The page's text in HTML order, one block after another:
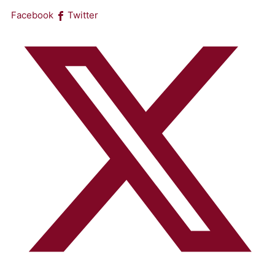
Facebook Twitter